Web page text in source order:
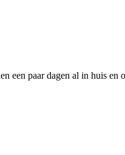
paar dagen al in huis en